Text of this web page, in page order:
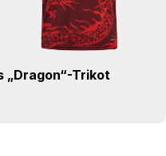
„Dragon“-Trikot